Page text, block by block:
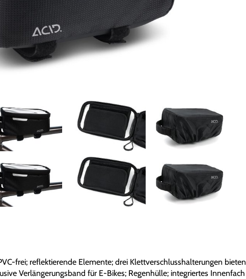
frei; reflektierende Elemente; drei Klettverschlusshalterungen bieten
Verlängerungsband für E-Bikes; Regenhülle; integriertes Innenfach